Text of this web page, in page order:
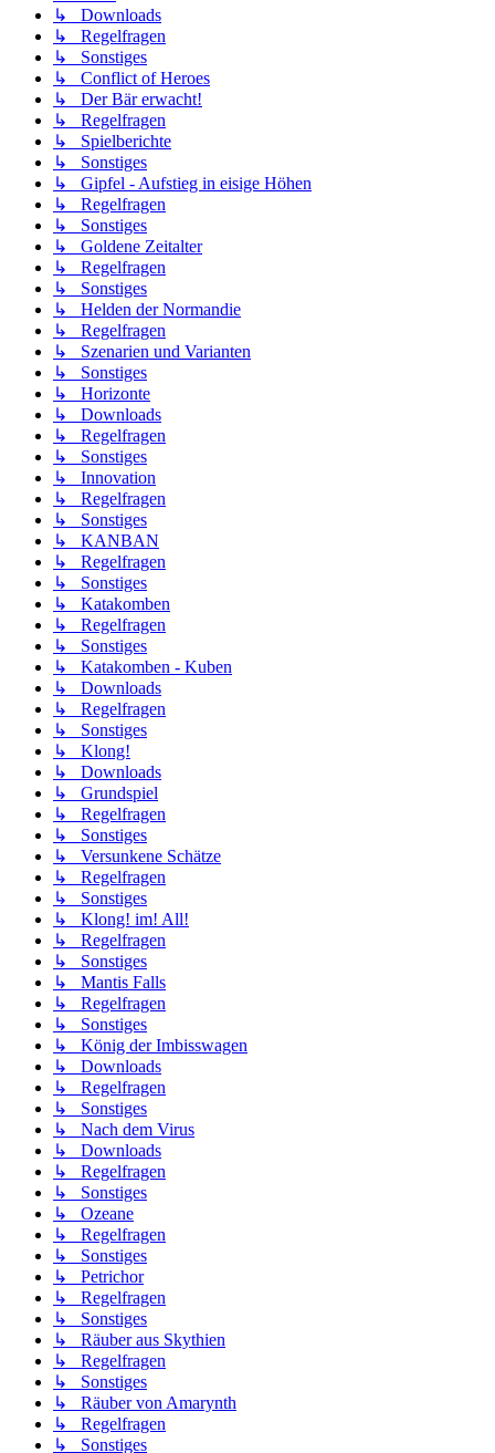
↳ Downloads
↳ Regelfragen
↳ Sonstiges
↳ Conflict of Heroes
↳ Der Bär erwacht!
↳ Regelfragen
↳ Spielberichte
↳ Sonstiges
↳ Gipfel - Aufstieg in eisige Höhen
↳ Regelfragen
↳ Sonstiges
↳ Goldene Zeitalter
↳ Regelfragen
↳ Sonstiges
↳ Helden der Normandie
↳ Regelfragen
↳ Szenarien und Varianten
↳ Sonstiges
↳ Horizonte
↳ Downloads
↳ Regelfragen
↳ Sonstiges
↳ Innovation
↳ Regelfragen
↳ Sonstiges
↳ KANBAN
↳ Regelfragen
↳ Sonstiges
↳ Katakomben
↳ Regelfragen
↳ Sonstiges
↳ Katakomben - Kuben
↳ Downloads
↳ Regelfragen
↳ Sonstiges
↳ Klong!
↳ Downloads
↳ Grundspiel
↳ Regelfragen
↳ Sonstiges
↳ Versunkene Schätze
↳ Regelfragen
↳ Sonstiges
↳ Klong! im! All!
↳ Regelfragen
↳ Sonstiges
↳ Mantis Falls
↳ Regelfragen
↳ Sonstiges
↳ König der Imbisswagen
↳ Downloads
↳ Regelfragen
↳ Sonstiges
↳ Nach dem Virus
↳ Downloads
↳ Regelfragen
↳ Sonstiges
↳ Ozeane
↳ Regelfragen
↳ Sonstiges
↳ Petrichor
↳ Regelfragen
↳ Sonstiges
↳ Räuber aus Skythien
↳ Regelfragen
↳ Sonstiges
↳ Räuber von Amarynth
↳ Regelfragen
↳ Sonstiges